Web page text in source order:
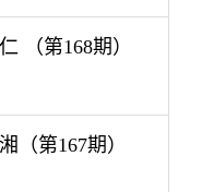
（第168期）
（第167期）